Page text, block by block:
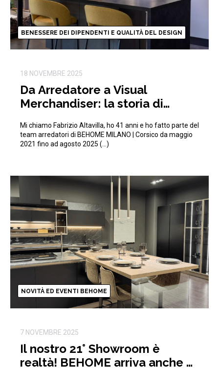
BENESSERE DEI DIPENDENTI E QUALITÀ DEL DESIGN
18 NOVEMBRE 2025
Da Arredatore a Visual
Merchandiser: la storia di
Mi chiamo Fabrizio Altavilla, ho 41 anni e ho fatto parte del
team arredatori di BEHOME MILANO | Corsico da maggio
2021 fino ad agosto 2025 (…)
NOVITÀ ED EVENTI BEHOME
7 NOVEMBRE 2025
Il nostro 21° Showroom è
realtà! BEHOME arriva anche a